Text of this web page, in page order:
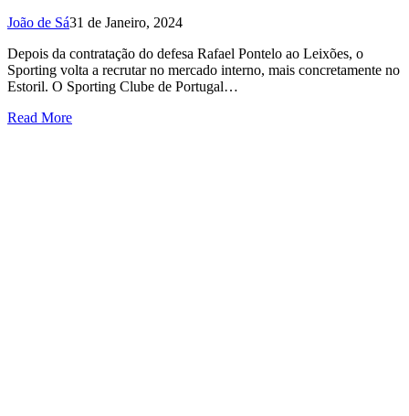
João de Sá31 de Janeiro, 2024
Depois da contratação do defesa Rafael Pontelo ao Leixões, o
Sporting volta a recrutar no mercado interno, mais concretamente no
Estoril. O Sporting Clube de Portugal…
Read More